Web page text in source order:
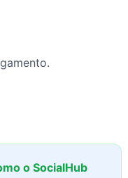
o SocialHub